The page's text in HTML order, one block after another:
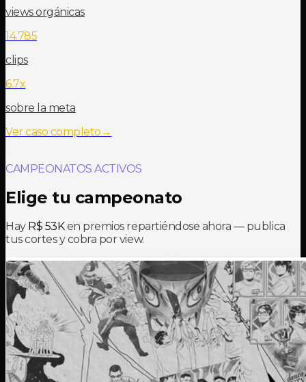
views orgánicas
14.785
clips
6.7x
sobre la meta
Ver caso completo →
CAMPEONATOS ACTIVOS
Elige tu campeonato
Hay R$ 53Ken premios repartiéndose ahora — publica
tus cortes y cobra por view.